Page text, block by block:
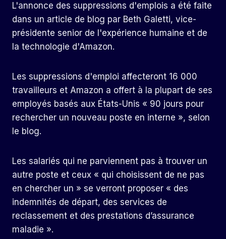
L'annonce des suppressions d'emplois a été faite
dans un article de blog par Beth Galetti, vice-
présidente senior de l'expérience humaine et de
la technologie d'Amazon.
Les suppressions d'emploi affecteront 16 000
travailleurs et Amazon a offert à la plupart de ses
employés basés aux États-Unis « 90 jours pour
rechercher un nouveau poste en interne », selon
le blog.
Les salariés qui ne parviennent pas à trouver un
autre poste et ceux « qui choisissent de ne pas
en chercher un » se verront proposer « des
indemnités de départ, des services de
reclassement et des prestations d’assurance
maladie ».